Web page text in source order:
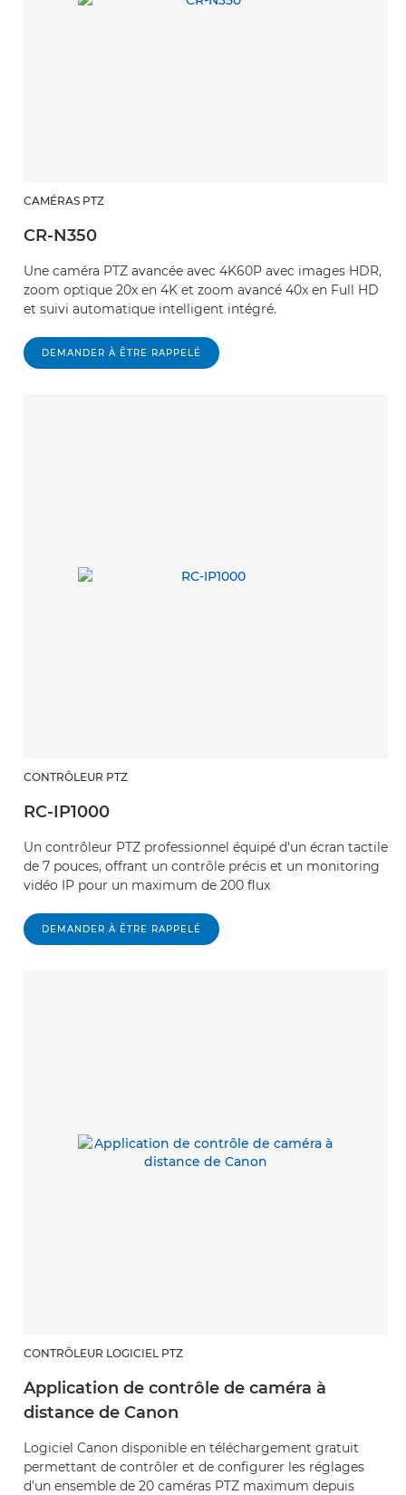
CAMÉRAS PTZ
CR-N350
Une caméra PTZ avancée avec 4K60P avec images HDR,
zoom optique 20x en 4K et zoom avancé 40x en Full HD
et suivi automatique intelligent intégré.
DEMANDER À ÊTRE RAPPELÉ
CONTRÔLEUR PTZ
RC-IP1000
Un contrôleur PTZ professionnel équipé d'un écran tactile
de 7 pouces, offrant un contrôle précis et un monitoring
vidéo IP pour un maximum de 200 flux
DEMANDER À ÊTRE RAPPELÉ
CONTRÔLEUR LOGICIEL PTZ
Application de contrôle de caméra à
distance de Canon
Logiciel Canon disponible en téléchargement gratuit
permettant de contrôler et de configurer les réglages
d'un ensemble de 20 caméras PTZ maximum depuis